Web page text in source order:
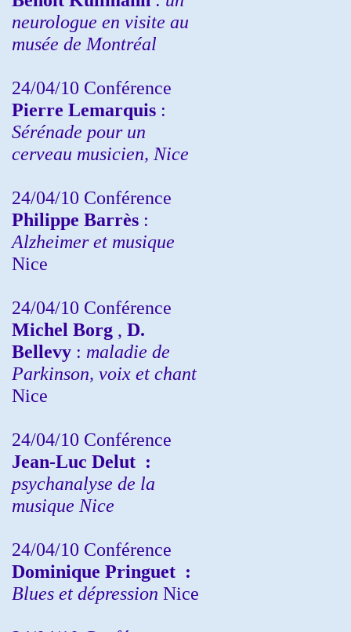
neurologue en visite au
musée de Montréal
24/04/10 Conférence
Pierre Lemarquis :
Sérénade pour un
cerveau musicien, Nice
24/04/10 Conférence
Philippe Barrès :
Alzheimer et musique
Nice
24/04/10 Conférence
Michel Borg , D.
Bellevy : maladie de
Parkinson, voix et chant
Nice
24/04/10 Conférence
Jean-Luc Delut :
psychanalyse de la
musique Nice
24/04/10 Conférence
Dominique Pringuet :
Blues et dépression Nice